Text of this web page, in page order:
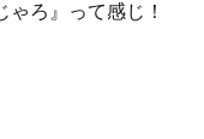
ろ』って感じ！